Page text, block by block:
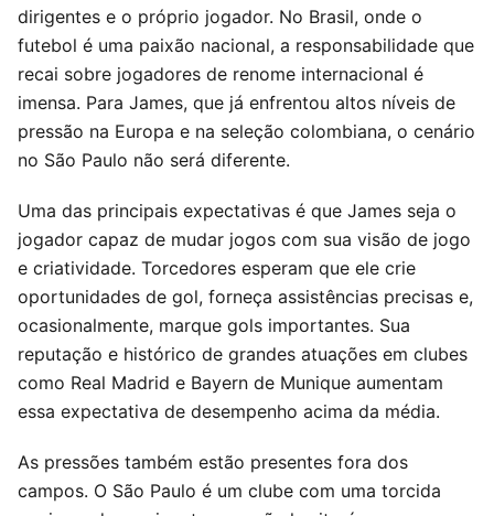
dirigentes e o próprio jogador. No Brasil, onde o
futebol é uma paixão nacional, a responsabilidade que
recai sobre jogadores de renome internacional é
imensa. Para James, que já enfrentou altos níveis de
pressão na Europa e na seleção colombiana, o cenário
no São Paulo não será diferente.
Uma das principais expectativas é que James seja o
jogador capaz de mudar jogos com sua visão de jogo
e criatividade. Torcedores esperam que ele crie
oportunidades de gol, forneça assistências precisas e,
ocasionalmente, marque gols importantes. Sua
reputação e histórico de grandes atuações em clubes
como Real Madrid e Bayern de Munique aumentam
essa expectativa de desempenho acima da média.
As pressões também estão presentes fora dos
campos. O São Paulo é um clube com uma torcida